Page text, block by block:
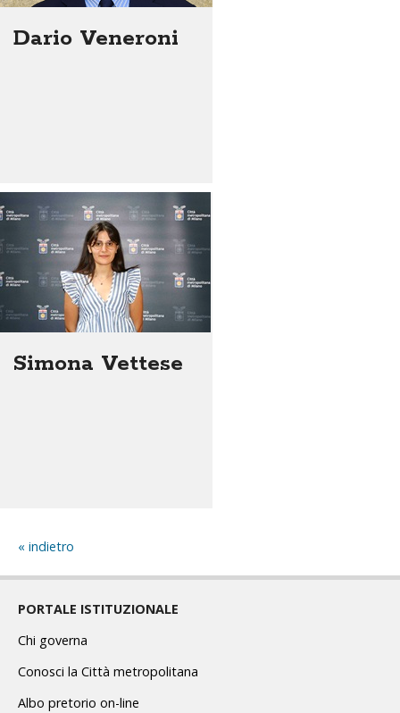
Dario Veneroni
Simona Vettese
indietro
PORTALE ISTITUZIONALE
Chi governa
Conosci la Città metropolitana
Albo pretorio on-line